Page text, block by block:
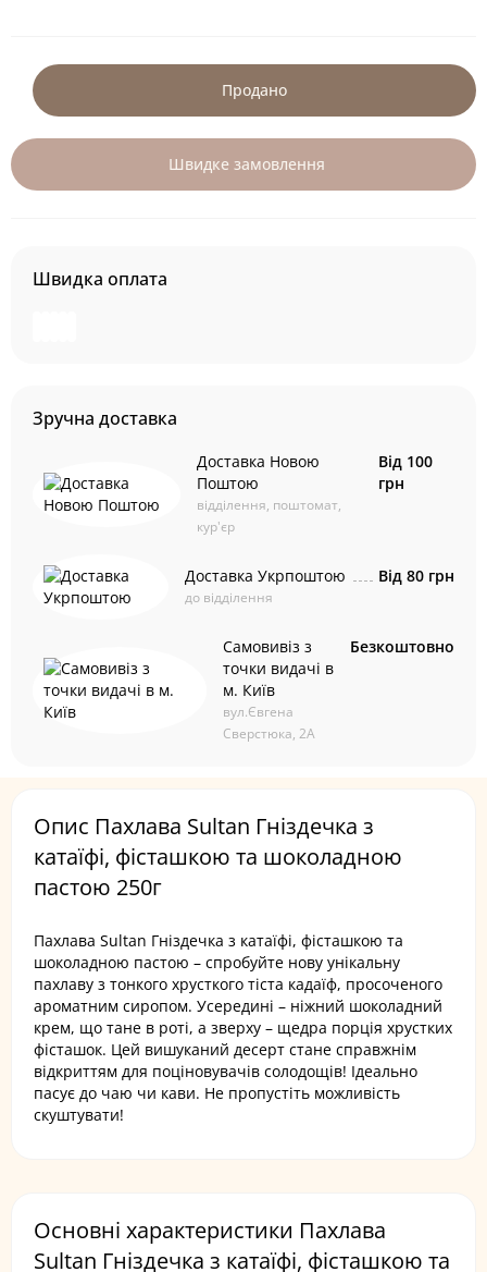
Продано
Швидке замовлення
Швидка оплата
Зручна доставка
Доставка Новою
Поштою
відділення, поштомат,
кур'єр
Від 100
грн
Доставка Укрпоштою
до відділення
Від 80 грн
Самовивіз з
точки видачі в
м. Київ
вул.Євгена
Сверстюка, 2А
Безкоштовно
Опис Пахлава Sultan Гніздечка з
катаїфі, фісташкою та шоколадною
пастою 250г
Пахлава Sultan Гніздечка з катаїфі, фісташкою та
шоколадною пастою – спробуйте нову унікальну
пахлаву з тонкого хрусткого тіста кадаїф, просоченого
ароматним сиропом. Усередині – ніжний шоколадний
крем, що тане в роті, а зверху – щедра порція хрустких
фісташок. Цей вишуканий десерт стане справжнім
відкриттям для поціновувачів солодощів! Ідеально
пасує до чаю чи кави. Не пропустіть можливість
скуштувати!
Основні характеристики Пахлава
Sultan Гніздечка з катаїфі, фісташкою та